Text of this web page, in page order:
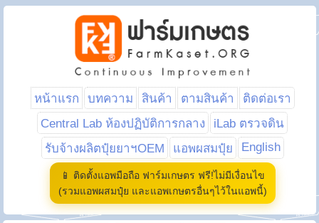
หน้าแรก บทความ สินค้า ตามสินค้า
ติดต่อเรา
Central Lab ห้องปฏิบัติการกลาง
iLab ตรวจดิน
รับจ้างผลิตปุ๋ยยาฯOEM
แอพผสมปุ๋ย English
📱 ติดตั้งแอพมือถือ ฟาร์มเกษตร ฟรี!ไม่มีเงื่อนไข
(รวมแอพผสมปุ๋ย และแอพเกษตรอื่นๆไว้ในแอพนี้)